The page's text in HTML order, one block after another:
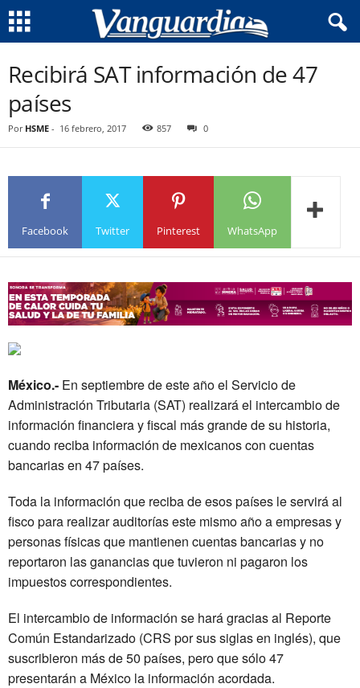
Recibirá SAT información de 47
países
Por HSME - 16 febrero, 2017 857 0
Facebook Twitter Pinterest WhatsApp
México.- En septiembre de este año el Servicio de
Administración Tributaria (SAT) realizará el intercambio de
información financiera y fiscal más grande de su historia,
cuando reciba información de mexicanos con cuentas
bancarias en 47 países.
Toda la información que reciba de esos países le servirá al
fisco para realizar auditorías este mismo año a empresas y
personas físicas que mantienen cuentas bancarias y no
reportaron las ganancias que tuvieron ni pagaron los
impuestos correspondientes.
El intercambio de información se hará gracias al Reporte
Común Estandarizado (CRS por sus siglas en inglés), que
suscribieron más de 50 países, pero que sólo 47
presentarán a México la información acordada.